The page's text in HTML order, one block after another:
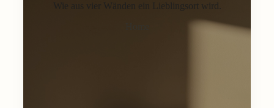
Wie aus vier Wänden ein Lieblingsort wird.